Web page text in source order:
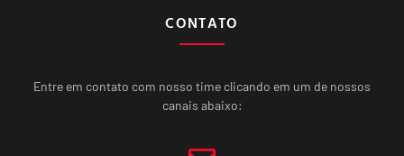
CONTATO
Entre em contato com nosso time clicando em um de nossos
canais abaixo: